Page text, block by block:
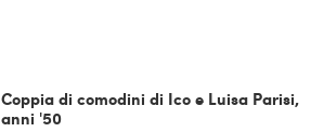
Coppia di comodini di Ico e Luisa Parisi,
anni '50